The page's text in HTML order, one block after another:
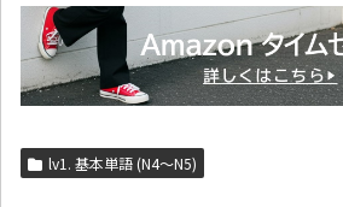
lv1. 基本単語 (N4～N5)